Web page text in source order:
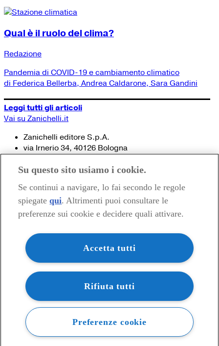
Qual è il ruolo del clima?
Redazione
Pandemia di COVID-19 e cambiamento climatico
di Federica Bellerba, Andrea Caldarone, Sara Gandini
Leggi tutti gli articoli
Vai su Zanichelli.it
Zanichelli editore S.p.A.
via Irnerio 34, 40126 Bologna
Tel. 051- 293.111 / 245.024
© 2020 Zanichelli Editore spa
Contatti e recapiti
my.zanichelli.it
Filiali e agenzie
Acquisti: informazioni precontrattuali
Area stampa
Privacy
Su questo sito usiamo i cookie.
Se continui a navigare, lo fai secondo le regole
spiegate qui. Altrimenti puoi consultare le
preferenze sui cookie e decidere quali attivare.
Accetta tutti
Rifiuta tutti
Preferenze cookie